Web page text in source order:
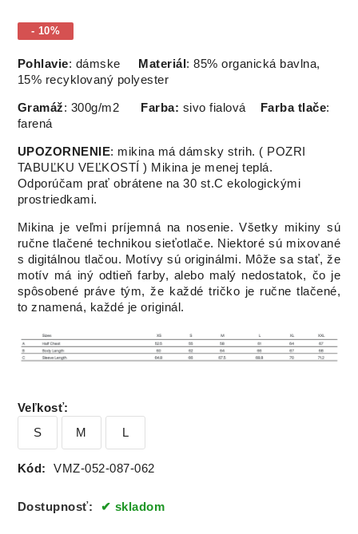
- 10%
Pohlavie: dámske Materiál : 85% organická bavlna,
15% recyklovaný polyester
Gramáž: 300g/m2 Farba: sivo fialová Farba tlače:
farená
UPOZORNENIE: mikina má dámsky strih. ( POZRI
TABUĽKU VEĽKOSTÍ ) Mikina je menej teplá.
Odporúčam prať obrátene na 30 st.C ekologickými
prostriedkami.
Mikina je veľmi príjemná na nosenie. Všetky mikiny sú
ručne tlačené technikou sieťotlače. Niektoré sú mixované
s digitálnou tlačou. Motívy sú originálmi. Môže sa stať, že
motív má iný odtieň farby, alebo malý nedostatok, čo je
spôsobené práve tým, že každé tričko je ručne tlačené,
to znamená, každé je originál.
Veľkosť:
S
M L
Kód: VMZ-052-087-062
Dostupnosť: skladom